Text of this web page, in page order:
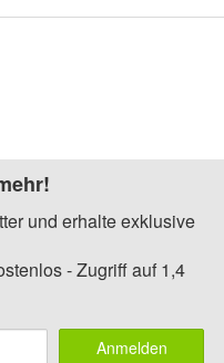
und erhalte exklusive
- Zugriff auf 1,4
Anmelden